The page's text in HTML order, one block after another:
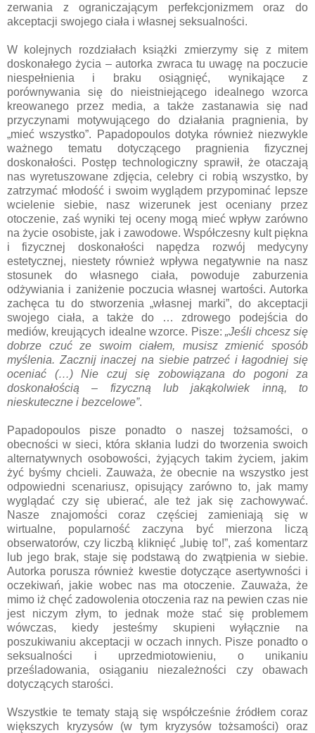
zerwania z ograniczającym perfekcjonizmem oraz do
akceptacji swojego ciała i własnej seksualności.
W kolejnych rozdziałach książki zmierzymy się z mitem
doskonałego życia – autorka zwraca tu uwagę na poczucie
niespełnienia i braku osiągnięć, wynikające z
porównywania się do nieistniejącego idealnego wzorca
kreowanego przez media, a także zastanawia się nad
przyczynami motywującego do działania pragnienia, by
„mieć wszystko”. Papadopoulos dotyka również niezwykle
ważnego tematu dotyczącego pragnienia fizycznej
doskonałości. Postęp technologiczny sprawił, że otaczają
nas wyretuszowane zdjęcia, celebry ci robią wszystko, by
zatrzymać młodość i swoim wyglądem przypominać lepsze
wcielenie siebie, nasz wizerunek jest oceniany przez
otoczenie, zaś wyniki tej oceny mogą mieć wpływ zarówno
na życie osobiste, jak i zawodowe. Współczesny kult piękna
i fizycznej doskonałości napędza rozwój medycyny
estetycznej, niestety również wpływa negatywnie na nasz
stosunek do własnego ciała, powoduje zaburzenia
odżywiania i zaniżenie poczucia własnej wartości. Autorka
zachęca tu do stworzenia „własnej marki”, do akceptacji
swojego ciała, a także do … zdrowego podejścia do
mediów, kreujących idealne wzorce. Pisze:„Jeśli chcesz się
dobrze czuć ze swoim ciałem, musisz zmienić sposób
myślenia. Zacznij inaczej na siebie patrzeć i łagodniej się
oceniać (…) Nie czuj się zobowiązana do pogoni za
doskonałością – fizyczną lub jakąkolwiek inną, to
nieskuteczne i bezcelowe”.
Papadopoulos pisze ponadto o naszej tożsamości, o
obecności w sieci, która skłania ludzi do tworzenia swoich
alternatywnych osobowości, żyjących takim życiem, jakim
żyć byśmy chcieli. Zauważa, że obecnie na wszystko jest
odpowiedni scenariusz, opisujący zarówno to, jak mamy
wyglądać czy się ubierać, ale też jak się zachowywać.
Nasze znajomości coraz częściej zamieniają się w
wirtualne, popularność zaczyna być mierzona liczą
obserwatorów, czy liczbą kliknięć „lubię to!”, zaś komentarz
lub jego brak, staje się podstawą do zwątpienia w siebie.
Autorka porusza również kwestie dotyczące asertywności i
oczekiwań, jakie wobec nas ma otoczenie. Zauważa, że
mimo iż chęć zadowolenia otoczenia raz na pewien czas nie
jest niczym złym, to jednak może stać się problemem
wówczas, kiedy jesteśmy skupieni wyłącznie na
poszukiwaniu akceptacji w oczach innych. Pisze ponadto o
seksualności i uprzedmiotowieniu, o unikaniu
prześladowania, osiąganiu niezależności czy obawach
dotyczących starości.
Wszystkie te tematy stają się współcześnie źródłem coraz
większych kryzysów (w tym kryzysów tożsamości) oraz